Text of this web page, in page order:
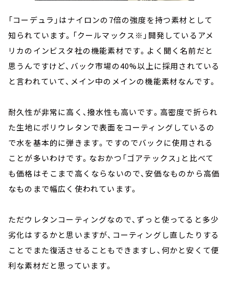
「コーデュラ」はナイロンの7倍の強度を持つ素材として
知られています。「クールマックス※」開発しているアメ
リカのインビスタ社の機能素材です。よく聞く名前だと
思うんですけど、バック市場の40%以上に採用されている
と言われていて、メイン中のメインの機能素材なんです。
耐久性が非常に高く、撥水性も高いです。高密度で折られ
た生地にポリウレタンで表面をコーティングしているの
で水を基本的に弾きます。ですのでバックに使用される
ことが多いわけです。なおかつ「ゴアテックス」と比べて
も価格はそこまで高くならないので、安価なものから高価
なものまで幅広く使われています。
ただウレタンコーティングなので、ずっと使ってると多少
劣化はするかと思いますが、コーティングし直したりする
ことでまた復活させることもできますし、何かと安くて便
利な素材だと思っています。